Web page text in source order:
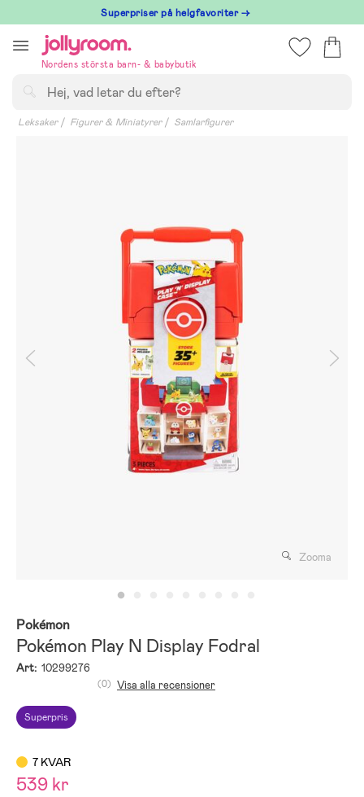
till
innehållet
Superpriser på helgfavoriter →
Nordens största barn- & babybutik
Leksaker Figurer & Miniatyrer Samlarfigurer
Zooma
Pokémon
Pokémon Play N Display Fodral
Art: 10299276
Superpris
(0) Visa alla recensioner
7 KVAR
539 kr